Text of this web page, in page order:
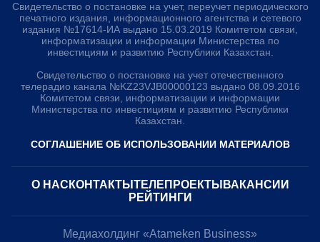
Свидетельство о постановке на учет, переучет периодического
печатного издания, информационного агентства и сетевого
издания №17614-ИА выдано 15.03.2019 Комитетом связи,
информатизации и информации Министерства по
инвестициям и развитию Республики Казахстан.
Свидетельство о постановке на учет отечественного
телерадио канала №KZ23VJB00000123 выдано 08.09.2016
Комитетом связи, информатизации и информации
Министерства по инвестициям и развитию Республики
Казахстан.
СОГЛАШЕНИЕ ОБ ИСПОЛЬЗОВАНИИ МАТЕРИАЛОВ
О НАС КОНТАКТЫ ТЕЛЕПРОЕКТЫ ВАКАНСИИ
РЕЙТИНГИ
Медиахолдинг «Atameken Business»